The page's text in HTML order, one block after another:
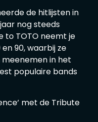
de hitlijsten in
nog steeds
to TOTO neemt je
90, waarbij ze
in het
populaire bands
met de Tribute